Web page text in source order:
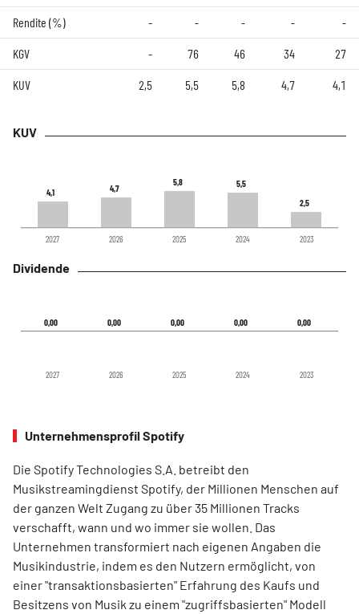
Rendite (%) - - - - -
KGV - 76 46 34 27
KUV 2,5 5,5 5,8 4,7 4,1
KUV
4,1
4,1 4,7
4,7
5,8
5,8 5,5
5,5
2,5
2,5
2027 2026 2025 2024 2023
Dividende
0,00
0,00 0,00
0,00 0,00
0,00 0,00
0,00 0,00
0,00
2027 2026 2025 2024 2023
Unternehmensprofil Spotify
Die Spotify Technologies S.A. betreibt den
Musikstreamingdienst Spotify, der Millionen Menschen auf
der ganzen Welt Zugang zu über 35 Millionen Tracks
verschafft, wann und wo immer sie wollen. Das
Unternehmen transformiert nach eigenen Angaben die
Musikindustrie, indem es den Nutzern ermöglicht, von
einer "transaktionsbasierten" Erfahrung des Kaufs und
Besitzens von Musik zu einem "zugriffsbasierten" Modell